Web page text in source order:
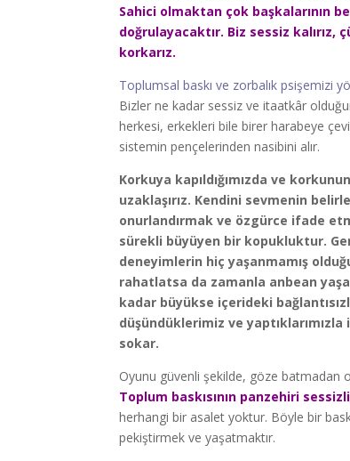
Sahici olmaktan çok başkalarının
doğrulayacaktır. Biz sessiz
korkarız.
Toplumsal baskı ve zorbalık psişemizi
Bizler ne kadar sessiz ve itaatkâr
herkesi, erkekleri bile birer harabeye
sistemin pençelerinden nasibini alır.
Korkuya kapıldığımızda ve
uzaklaşırız. Kendini sevmenin
onurlandırmak ve özgürce ifade
sürekli büyüyen bir kopukluktur.
deneyimlerin hiç yaşanmamış
rahatlatsa da zamanla anbean
kadar büyükse içerideki
düşündüklerimiz ve
sokar.
Oyunu güvenli şekilde, göze batmadan
Toplum baskısının panzehiri
herhangi bir asalet yoktur. Böyle bir
pekiştirmek ve yaşatmaktır.